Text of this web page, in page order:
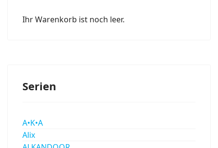
Ihr Warenkorb ist noch leer.
Serien
A•K•A
Alix